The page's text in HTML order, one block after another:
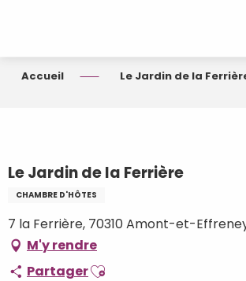
Accueil Le Jardin de la
Le Jardin de la Ferrière
CHAMBRE D'HÔTES
7 la Ferrière, 70310 Amont-et-
M'y rendre
PartagerAjouter aux favoris